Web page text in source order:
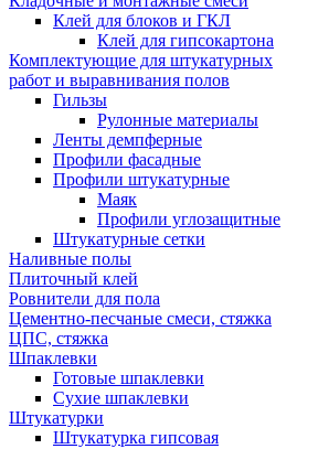
Клей для блоков и ГКЛ
Клей для гипсокартона
Комплектующие для штукатурных
работ и выравнивания полов
Гильзы
Рулонные материалы
Ленты демпферные
Профили фасадные
Профили штукатурные
Маяк
Профили углозащитные
Штукатурные сетки
Наливные полы
Плиточный клей
Ровнители для пола
Цементно-песчаные смеси, стяжка
ЦПС, стяжка
Шпаклевки
Готовые шпаклевки
Сухие шпаклевки
Штукатурки
Штукатурка гипсовая